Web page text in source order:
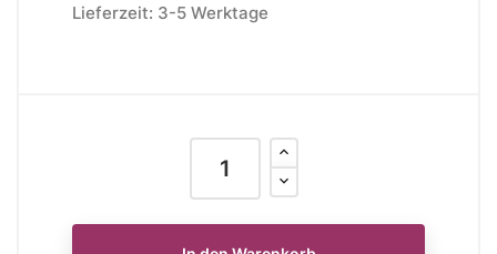
Lieferzeit: 3-5 Werktage